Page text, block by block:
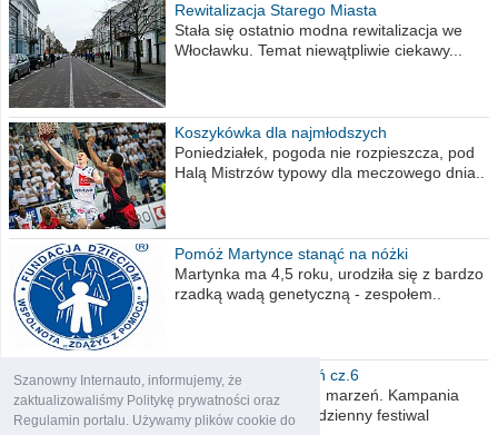
Szanowny Internauto, informujemy, że
zaktualizowaliśmy Politykę prywatności oraz
Regulamin portalu. Używamy plików cookie do
Rewitalizacja Starego Miasta
Stała się ostatnio modna rewitalizacja we
Włocławku. Temat niewątpliwie ciekawy...
Koszykówka dla najmłodszych
Poniedziałek, pogoda nie rozpieszcza, pod
Halą Mistrzów typowy dla meczowego dnia..
Pomóż Martynce stanąć na nóżki
Martynka ma 4,5 roku, urodziła się z bardzo
rzadką wadą genetyczną - zespołem..
Polska moich marzeń cz.6
Nadszedł kres moich marzeń. Kampania
wyborcza czyli niecodzienny festiwal